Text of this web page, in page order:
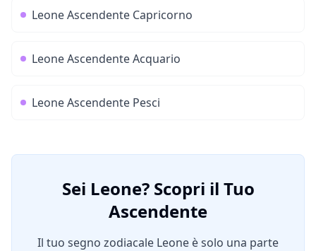
LeoneAscendente Capricorno
LeoneAscendenteAcquario
LeoneAscendente Pesci
Sei Leone? Scopri il Tuo
Ascendente
Il tuo segno zodiacale Leone è solo una parte